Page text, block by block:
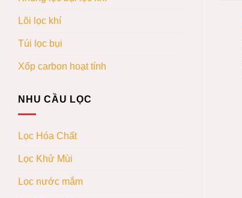
Lõi lọc khí
Túi lọc bụi
Xốp carbon hoạt tính
NHU CẦU LỌC
Lọc Hóa Chất
Lọc Khử Mùi
Lọc nước mắm